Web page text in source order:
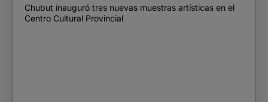
Chubut inauguró tres nuevas muestras artísticas en el
Centro Cultural Provincial